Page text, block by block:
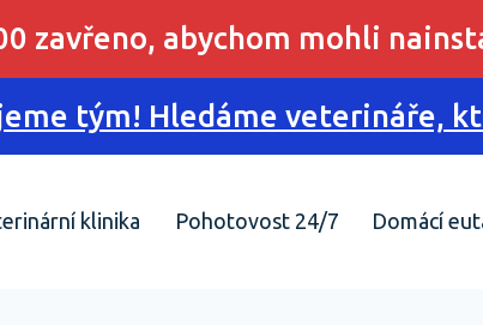
zavřeno, abychom mohli
tým! Hledáme veterináře,
klinika Pohotovost 24/7 Domácí